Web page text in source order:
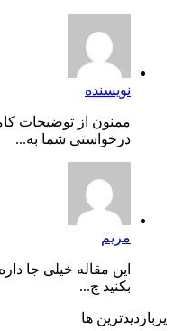
نویسنده
ممنون از توضیحات
درخواستی شما به...
مریم
این مقاله خیلی جا
بکنید چ...
پربازدیدترین ها